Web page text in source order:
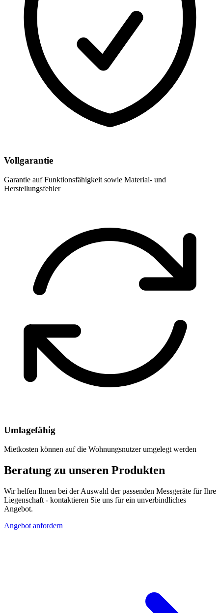
Vollgarantie
Garantie auf Funktionsfähigkeit sowie Material- und
Herstellungsfehler
Umlagefähig
Mietkosten können auf die Wohnungsnutzer umgelegt werden
Beratung zu unseren Produkten
Wir helfen Ihnen bei der Auswahl der passenden Messgeräte für Ihre
Liegenschaft - kontaktieren Sie uns für ein unverbindliches
Angebot.
Angebot anfordern